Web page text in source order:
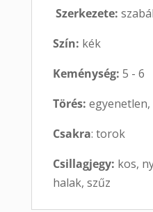
Szerkezete:
Szín: kék
Keménység: 5 - 6
Törés: egyenetlen,
Csakra: torok
Csillagjegy: kos,
halak, szűz